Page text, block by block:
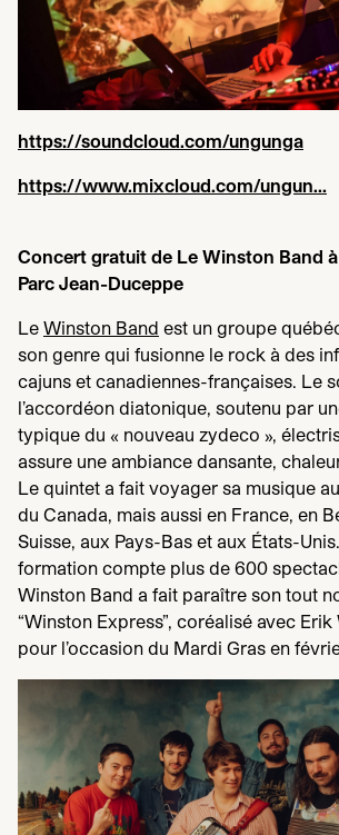
https://​sound​cloud​.com/​u​n​gunga
https://​www​.mix​cloud​.com/​ungun…
Concert gratuit de Le Winston Band
Parc Jean-Duceppe
Le Winston Band est un groupe
son genre qui fusionne le rock à des
cajuns et canadiennes-françaises. Le
l’accordéon diatonique, soutenu par
typique du « nouveau zydeco »,
assure une ambiance dansante,
Le quintet a fait voyager sa musique
du Canada, mais aussi en France, en
Suisse, aux Pays-Bas et aux États-
formation compte plus de 600
Winston Band a fait paraître son tout
“Winston Express”, coréalisé avec
pour l’occasion du Mardi Gras en